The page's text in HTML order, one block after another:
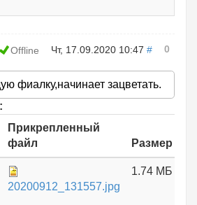
Offline Чт, 17.09.2020 10:47 # 0
фиалку,начинает зацветать.
Прикрепленный
файл
Размер
20200912_131557.jpg
1.74 МБ